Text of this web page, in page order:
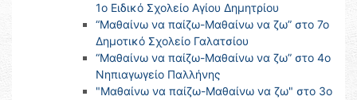
1ο Ειδικό Σχολείο Αγίου Δημητρίου
“Μαθαίνω να παίζω-Μαθαίνω να ζω” στο 7ο
Δημοτικό Σχολείο Γαλατσίου
“Μαθαίνω να παίζω-Μαθαίνω να ζω” στο 4ο
Νηπιαγωγείο Παλλήνης
"Μαθαίνω να παίζω-Μαθαίνω να ζω" στο 3ο